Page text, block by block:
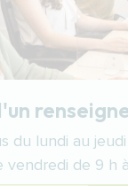
du lundi au
vendredi de 9 h